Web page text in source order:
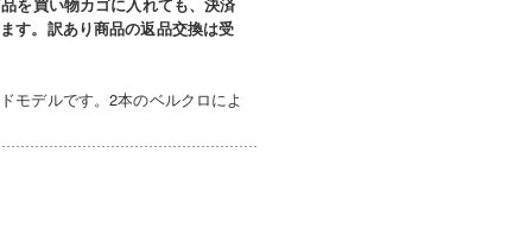
を買い物カゴに入れても、決済
す。訳あり商品の返品交換は受
モデルです。2本のベルクロによ